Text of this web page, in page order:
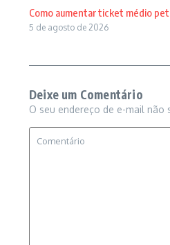
Como aumentar ticket médio
5 de agosto de 2026
Deixe um Comentário
O seu endereço de e-mail não